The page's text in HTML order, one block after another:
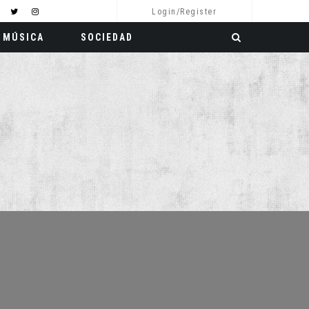
Login/Register
MÚSICA SOCIEDAD